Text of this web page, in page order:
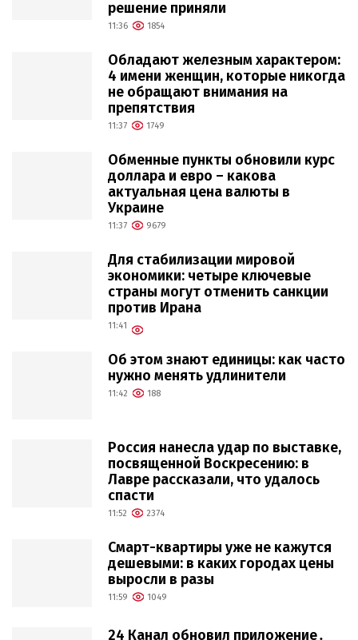
решение приняли
11:36 1854
Обладают железным характером:
4 имени женщин, которые никогда
не обращают внимания на
препятствия
11:37 1749
Обменные пункты обновили курс
доллара и евро – какова
актуальная цена валюты в
Украине
11:37 9679
Для стабилизации мировой
экономики: четыре ключевые
страны могут отменить санкции
против Ирана
11:41
Об этом знают единицы: как часто
нужно менять удлинители
11:42 188
Россия нанесла удар по выставке,
посвященной Воскресению: в
Лавре рассказали, что удалось
спасти
11:52 2374
Смарт-квартиры уже не кажутся
дешевыми: в каких городах цены
выросли в разы
11:59 1049
24 Канал обновил приложение․